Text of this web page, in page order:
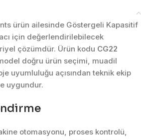
ürün ailesinde Göstergeli Kapasitif
için değerlendirilebilecek
çözümdür. Ürün kodu CG22
doğru ürün seçimi, muadil
uyumluluğu açısından teknik ekip
uygundur.
otomasyonu, proses kontrolü,